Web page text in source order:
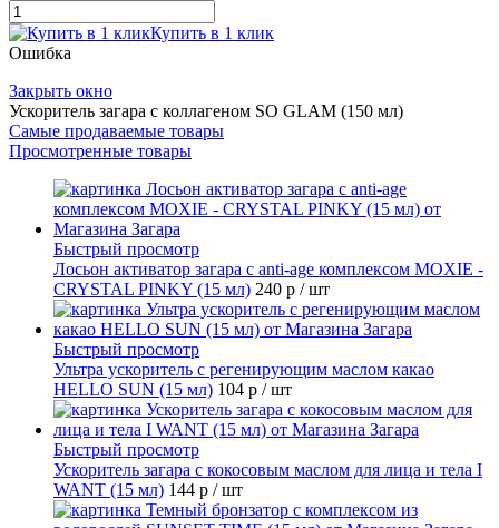
Купить в 1 клик
Ошибка
Закрыть окно
Ускоритель загара с коллагеном SO GLAM (150 мл)
Самые продаваемые товары
Просмотренные товары
Быстрый просмотр
Лосьон активатор загара с anti-age комплексом MOXIE -
CRYSTAL PINKY (15 мл) 240 р / шт
Быстрый просмотр
Ультра ускоритель с регенирующим маслом какао
HELLO SUN (15 мл) 104 р / шт
Быстрый просмотр
Ускоритель загара с кокосовым маслом для лица и тела I
WANT (15 мл) 144 р / шт